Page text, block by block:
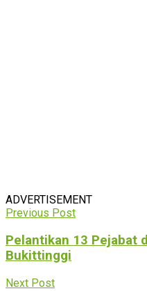
ADVERTISEMENT
Previous Post
Pelantikan 13 Pejabat
Bukittinggi
Next Post